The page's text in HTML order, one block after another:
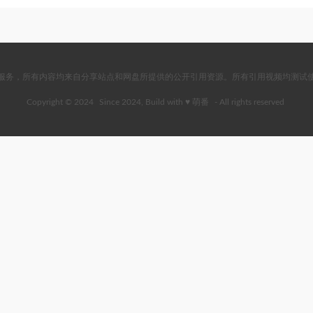
，所有内容均来自分享站点和网盘所提供的公开引用资源。所有引用视频均测试
Copyright © 2024 Since 2024, Build with ♥ 萌番 - All rights reserved